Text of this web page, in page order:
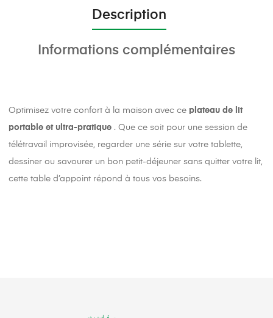
Description
Informations complémentaires
Optimisez votre confort à la maison avec ce plateau de lit
portable et ultra-pratique . Que ce soit pour une session de
télétravail improvisée, regarder une série sur votre tablette,
dessiner ou savourer un bon petit-déjeuner sans quitter votre lit,
cette table d’appoint répond à tous vos besoins.